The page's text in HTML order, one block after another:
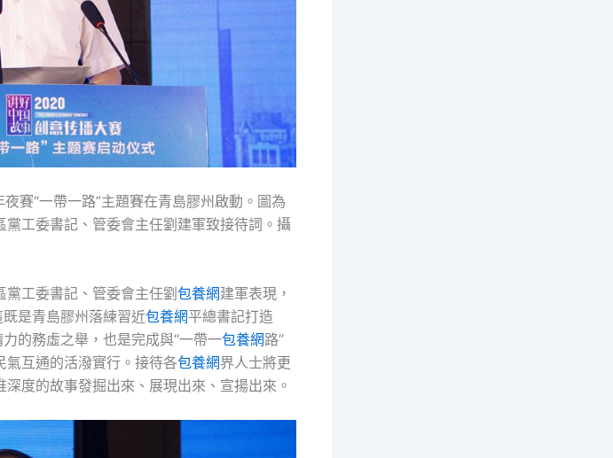
賽“一帶一路”主題賽在青島膠州啟動。圖為
工委書記、管委會主任劉建軍致接待詞。攝
工委書記、管委會主任劉 包養網建軍表現，
是青島膠州落練習近包養網平總書記打造
的務虛之舉，也是完成與“一帶一包養網路”
氣互通的活潑實行。接待各包養網界人士將更
度的故事發掘出來、展現出來、宣揚出來。